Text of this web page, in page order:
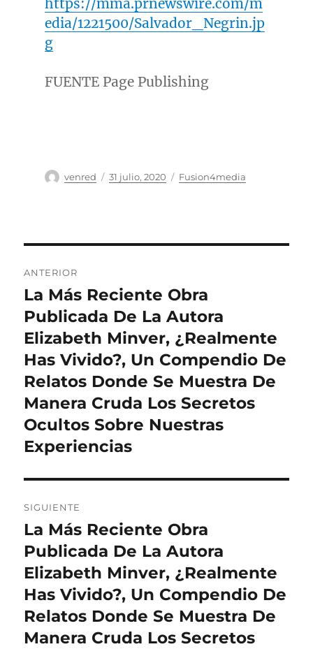
https://mma.prnewswire.com/m
edia/1221500/Salvador_Negrin.jp
g
FUENTE Page Publishing
Autor
venred
Publicado
31 julio, 2020 Categorías
Fusion4media
de
entradas
ANTERIOR
Entrada
anterior:
La Más Reciente Obra
Publicada De La Autora
Elizabeth Minver, ¿Realmente
Has Vivido?, Un Compendio De
Relatos Donde Se Muestra De
Manera Cruda Los Secretos
Ocultos Sobre Nuestras
Experiencias
SIGUIENTE
Entrada
siguiente:
La Más Reciente Obra
Publicada De La Autora
Elizabeth Minver, ¿Realmente
Has Vivido?, Un Compendio De
Relatos Donde Se Muestra De
Manera Cruda Los Secretos